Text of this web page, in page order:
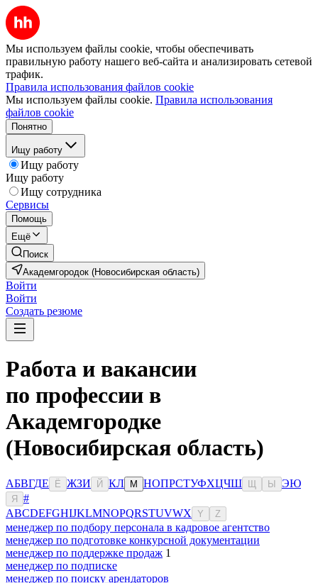
Мы используем файлы cookie, чтобы обеспечивать
правильную работу нашего веб-сайта и анализировать сетевой
трафик.
Правила использования файлов cookie
Мы используем файлы cookie. Правила использования
файлов cookie
Понятно
Ищу работу
Ищу работу
Ищу работу
Ищу сотрудника
Сервисы
Помощь
Ещё
Поиск
Академгородок (Новосибирская область)
Войти
Войти
Создать резюме
Работа и вакансии
по профессии в
Академгородке
(Новосибирская область)
АБВГДЕ Ё ЖЗИ Й КЛ М НОПРСТУФХЦЧШ Ы ЭЮ
Я
#
ABCDEFGHIJKLMNOPQRSTUVWX Y Z
менеджер по подбору персонала в кадровое агентство
менеджер по подготовке конкурсной документации
менеджер по поддержке продаж 1
менеджер по подписке
менеджер по поиску арендаторов